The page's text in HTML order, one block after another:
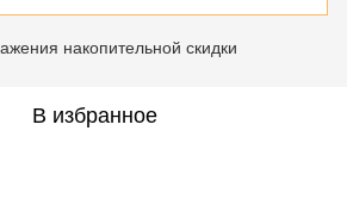
накопительной скидки
В избранное